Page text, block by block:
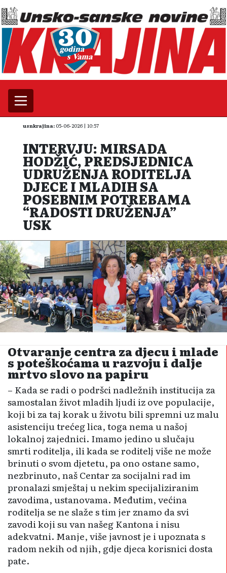
usnkrajina: 05-06-2026 | 10:57
INTERVJU: MIRSADA
HODŽIĆ, PREDSJEDNICA
UDRUŽENJA RODITELJA
DJECE I MLADIH SA
POSEBNIM POTREBAMA
“RADOSTI DRUŽENJA”
USK
Otvaranje centra za djecu i mlade
s poteškoćama u razvoju i dalje
mrtvo slovo na papiru
– Kada se radi o podršci nadležnih institucija za
samostalan život mladih ljudi iz ove populacije,
koji bi za taj korak u životu bili spremni uz malu
asistenciju trećeg lica, toga nema u našoj
lokalnoj zajednici. Imamo jedino u slučaju
smrti roditelja, ili kada se roditelj više ne može
brinuti o svom djetetu, pa ono ostane samo,
nezbrinuto, naš Centar za socijalni rad im
pronalazi smještaj u nekim specijaliziranim
zavodima, ustanovama. Međutim, većina
roditelja se ne slaže s tim jer znamo da svi
zavodi koji su van našeg Kantona i nisu
adekvatni. Manje, više javnost je i upoznata s
radom nekih od njih, gdje djeca korisnici dosta
pate.